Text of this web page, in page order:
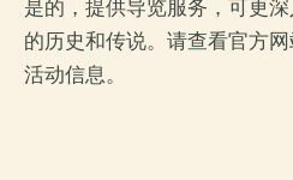
是的，提供导览服务，可更
的历史和传说。请查看官方
活动信息。